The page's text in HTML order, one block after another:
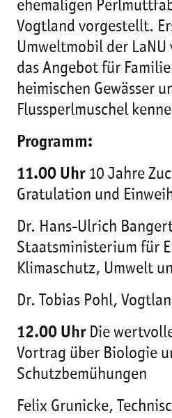
ehemaligen
Vogtland vorgestellt.
Umweltmobil der LaNU
das Angebot für
heimischen Gewässer
Flussperlmuschel
Programm:
11.00 Uhr 10 Jahre
Gratulation und
Dr. Hans-Ulrich
Staatsministerium für
Klimaschutz, Umwelt
Dr. Tobias Pohl,
12.00 Uhr Die
Vortrag über Biologie
Schutzbemühungen
Felix Grunicke,